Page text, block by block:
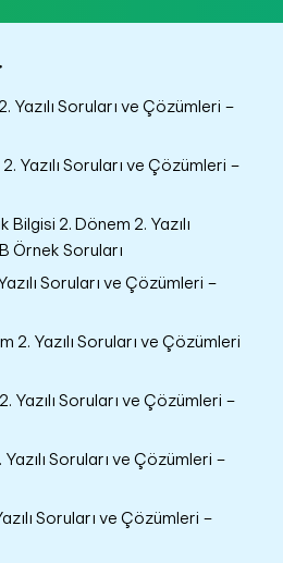
Yazılı Soruları ve Çözümleri –
Yazılı Soruları ve Çözümleri –
Bilgisi 2. Dönem 2. Yazılı
Örnek Soruları
Soruları ve Çözümleri –
2. Yazılı Soruları ve Çözümleri
Yazılı Soruları ve Çözümleri –
Yazılı Soruları ve Çözümleri –
Soruları ve Çözümleri –